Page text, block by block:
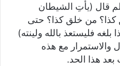
قال (يأتِ الشيطان
من خلق كذا؟ حتى
فليستعذ بالله ولينته)
والاستمرار مع هذه
هذا الحد.